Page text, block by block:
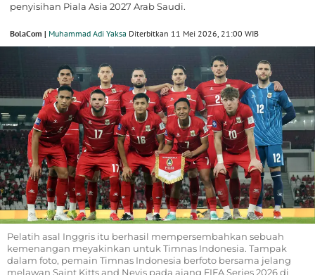
penyisihan Piala Asia 2027 Arab Saudi.
BolaCom | Muhammad Adi Yaksa Diterbitkan 11 Mei 2026, 21:00 WIB
Pelatih asal Inggris itu berhasil mempersembahkan sebuah
kemenangan meyakinkan untuk Timnas Indonesia. Tampak
dalam foto, pemain Timnas Indonesia berfoto bersama jelang
melawan Saint Kitts and Nevis pada ajang FIFA Series 2026 di